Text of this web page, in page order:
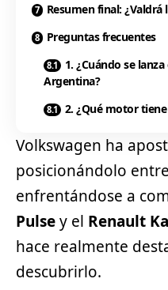
Resumen final: ¿Valdrá
Preguntas frecuentes
1. ¿Cuándo se
Argentina?
2. ¿Qué motor
Volkswagen ha
posicionándolo
enfrentándose a
Pulsey el Renault
hace realmente
descubrirlo.